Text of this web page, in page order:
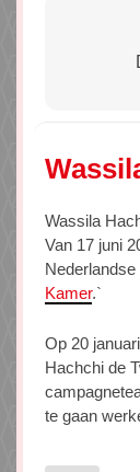
Wassila
Van 17 juni
Nederlandse
Kamer.`
Op 20
Hachchi de
te gaan